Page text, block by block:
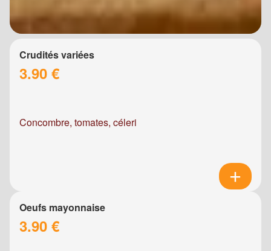
Crudités variées
3.90 €
Concombre, tomates, céleri
Oeufs mayonnaise
3.90 €